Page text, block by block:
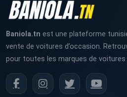
Baniola.tn est une plateforme
vente de voitures d’occasion.
pour toutes les marques de voitures